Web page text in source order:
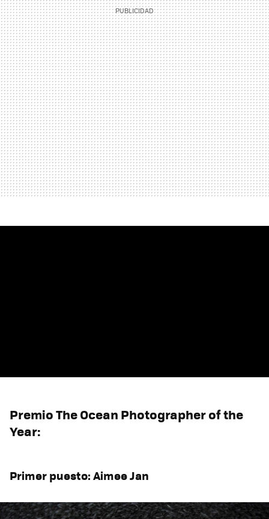
Premio The Ocean Photographer of the
Year:
Primer puesto: Aimee Jan